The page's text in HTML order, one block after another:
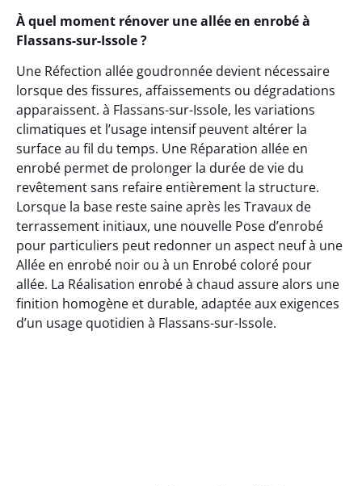
À quel moment rénover une allée en enrobé à
Flassans-sur-Issole ?
Une Réfection allée goudronnée devient nécessaire
lorsque des fissures, affaissements ou dégradations
apparaissent. à Flassans-sur-Issole, les variations
climatiques et l’usage intensif peuvent altérer la
surface au fil du temps. Une Réparation allée en
enrobé permet de prolonger la durée de vie du
revêtement sans refaire entièrement la structure.
Lorsque la base reste saine après les Travaux de
terrassement initiaux, une nouvelle Pose d’enrobé
pour particuliers peut redonner un aspect neuf à une
Allée en enrobé noir ou à un Enrobé coloré pour
allée. La Réalisation enrobé à chaud assure alors une
finition homogène et durable, adaptée aux exigences
d’un usage quotidien à Flassans-sur-Issole.